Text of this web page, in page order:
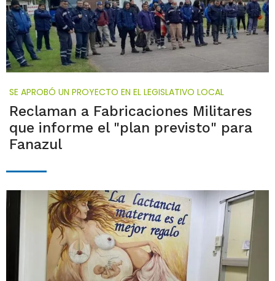
SE APROBÓ UN PROYECTO EN EL LEGISLATIVO LOCAL
Reclaman a Fabricaciones Militares
que informe el "plan previsto" para
Fanazul